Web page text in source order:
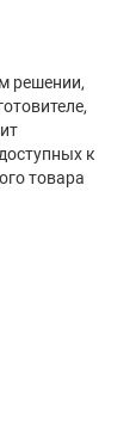
решении,
к
товара